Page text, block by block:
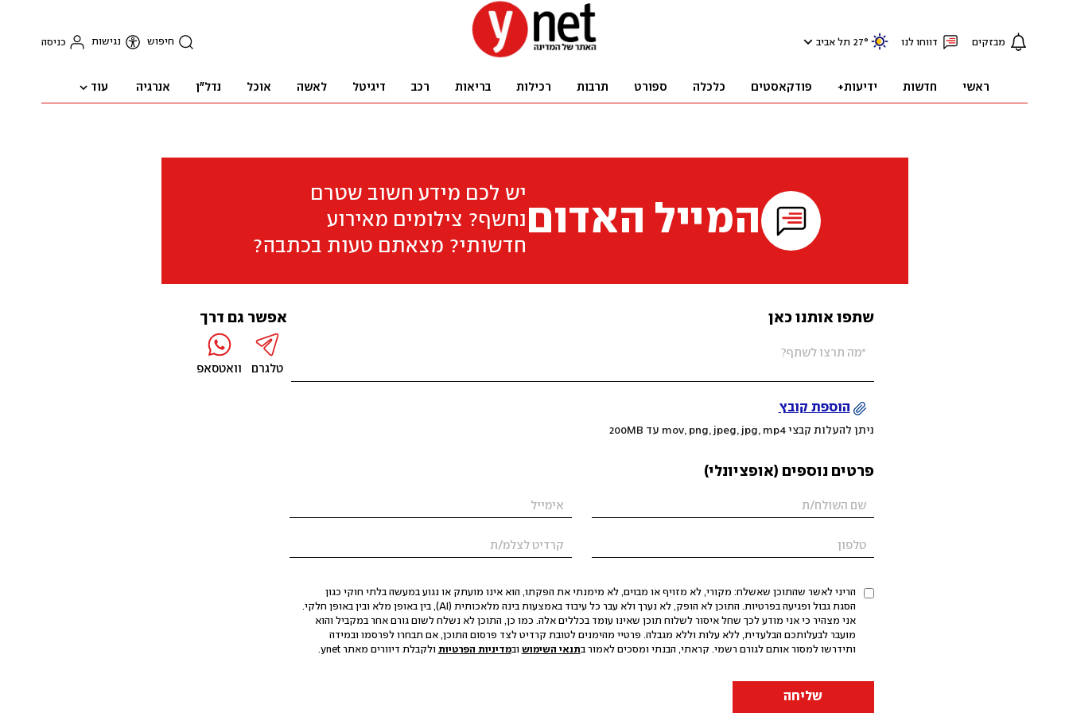
מבזקים דווחו לנו 27° תל אביב חיפוש נגישות כניסה
ראשי חדשות ידיעות+ פודקאסטים כלכלה ספורט תרבות רכילות בריאות רכב דיגיטל לאשה אוכל נדל"ן אנרגיה עוד
המייל האדום
יש לכם מידע חשוב שטרם
נחשף? צילומים מאירוע
חדשותי? מצאתם טעות בכתבה?
שתפו אותנו כאן
הוספת קובץ
ניתן להעלות קבצי mov, png, jpeg, jpg, mp4 עד 200MB
פרטים נוספים (אופציונלי)
הריני לאשר שהתוכן שאשלח: מקורי, לא מזויף או מבוים, לא מימנתי את הפקתו, הוא אינו מועתק או נגוע במעשה בלתי חוקי כגון
הסגת גבול ופגיעה בפרטיות. התוכן לא הופק, לא נערך ולא עבר כל עיבוד באמצעות בינה מלאכותית (AI), בין באופן מלא ובין באופן חלקי.
אני מצהיר כי אני מודע לכך שחל איסור לשלוח תוכן שאינו עומד בכללים אלה. כמו כן, התוכן לא נשלח לשום גורם אחר במקביל והוא
מועבר לבעלותכם הבלעדית, ללא עלות וללא מגבלה. פרטיי מהימנים לטובת קרדיט לצד פרסום התוכן, אם תבחרו לפרסמו ובמידה
ותידרשו למסור אותם לגורם רשמי. קראתי, הבנתי ומסכים לאמור בתנאי השימוש ובמדיניות הפרטיות ולקבלת דיוורים מאתר ynet.
שליחה
אפשר גם דרך
טלגרם וואטסאפ